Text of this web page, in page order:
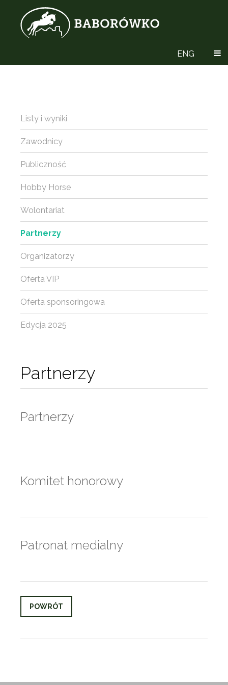
ENG
Partnerzy
Partnerzy
Komitet honorowy
Patronat medialny
POWRÓT
Listy i wyniki
Zawodnicy
Publiczność
Hobby Horse
Wolontariat
Partnerzy
Organizatorzy
Oferta VIP
Oferta sponsoringowa
Edycja 2025